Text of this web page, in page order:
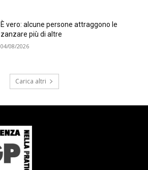
È vero: alcune persone attraggono le
zanzare più di altre
04/08/2026
Carica altri